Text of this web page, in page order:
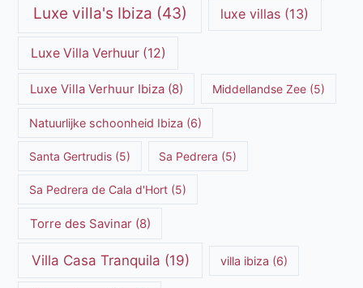
Luxe villa's Ibiza (43) luxe villas (13)
Luxe Villa Verhuur(12)
Luxe Villa Verhuur Ibiza(8) Middellandse Zee (5)
Natuurlijke schoonheid Ibiza (6)
Santa Gertrudis (5) Sa Pedrera (5)
Sa Pedrera de Cala d'Hort (5)
Torre des Savinar(8)
Villa Casa Tranquila (19) villa ibiza (6)